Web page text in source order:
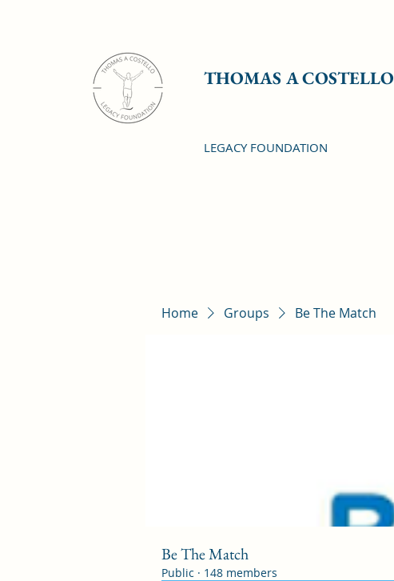
THOMAS A COSTELLO
LEGACY FOUNDATION
Home Groups Be The Match
Be The Match
Public · 148 members